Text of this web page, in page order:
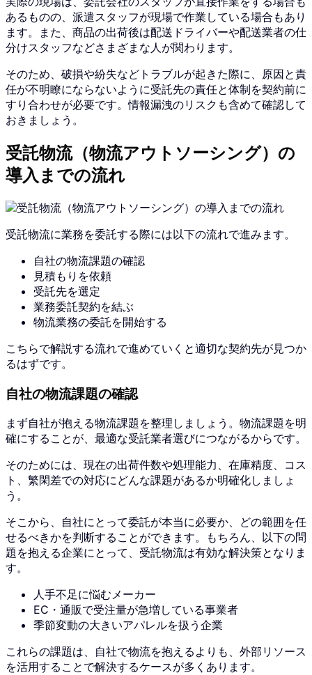
あるものの、派遣スタッフが現場で作業している場合もあり
ます。また、商品の出荷後は配送ドライバーや配送業者の仕
分けスタッフなどさまざまな人が関わります。
そのため、破損や紛失などトラブルが起きた際に、原因と責
任が不明瞭にならないように受託先の責任と体制を契約前に
すり合わせが必要です。情報漏洩のリスクも含めて確認して
おきましょう。
受託物流（物流アウトソーシング）の
導入までの流れ
受託物流に業務を委託する際には以下の流れで進みます。
自社の物流課題の確認
見積もりを依頼
受託先を選定
業務委託契約を結ぶ
物流業務の委託を開始する
こちらで解説する流れで進めていくと適切な契約先が見つか
るはずです。
自社の物流課題の確認
まず自社が抱える物流課題を整理しましょう。物流課題を明
確にすることが、最適な受託業者選びにつながるからです。
そのためには、現在の出荷件数や処理能力、在庫精度、コス
ト、繁閑差での対応にどんな課題があるか明確化しましょ
う。
そこから、自社にとって委託が本当に必要か、どの範囲を任
せるべきかを判断することができます。もちろん、以下の問
題を抱える企業にとって、受託物流は有効な解決策となりま
す。
人手不足に悩むメーカー
EC・通販で受注量が急増している事業者
季節変動の大きいアパレルを扱う企業
これらの課題は、自社で物流を抱えるよりも、外部リソース
を活用することで解決するケースが多くあります。